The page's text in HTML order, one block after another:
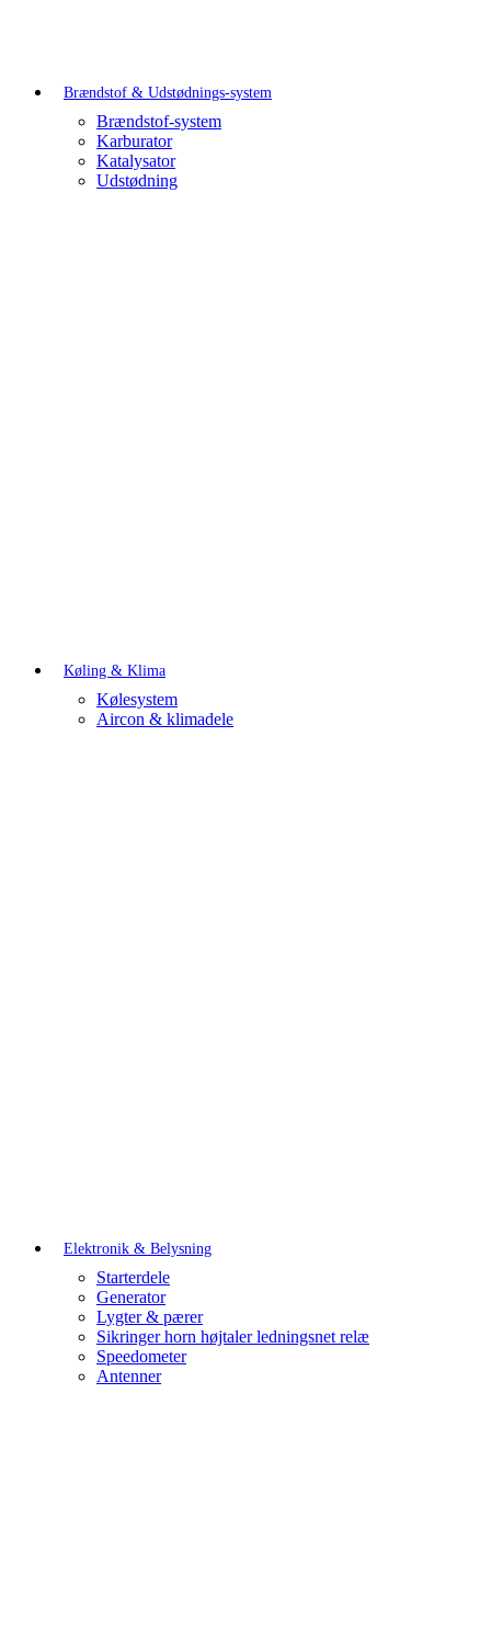
Brændstof & Udstødnings-system
Brændstof-system
Karburator
Katalysator
Udstødning
Køling & Klima
Kølesystem
Aircon & klimadele
Elektronik & Belysning
Starterdele
Generator
Lygter & pærer
Sikringer horn højtaler ledningsnet relæ
Speedometer
Antenner